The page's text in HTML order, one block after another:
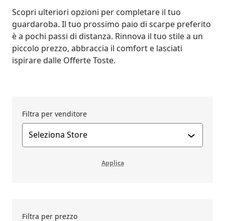
Scopri ulteriori opzioni per completare il tuo
guardaroba. Il tuo prossimo paio di scarpe preferito
è a pochi passi di distanza. Rinnova il tuo stile a un
piccolo prezzo, abbraccia il comfort e lasciati
ispirare dalle Offerte Toste.
Filtra per venditore
ApplicaApplica filtro
Filtra per prezzo